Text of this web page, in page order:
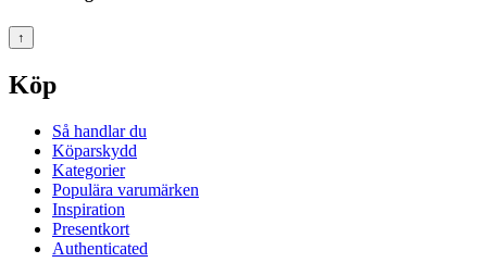
↑
Köp
Så handlar du
Köparskydd
Kategorier
Populära varumärken
Inspiration
Presentkort
Authenticated